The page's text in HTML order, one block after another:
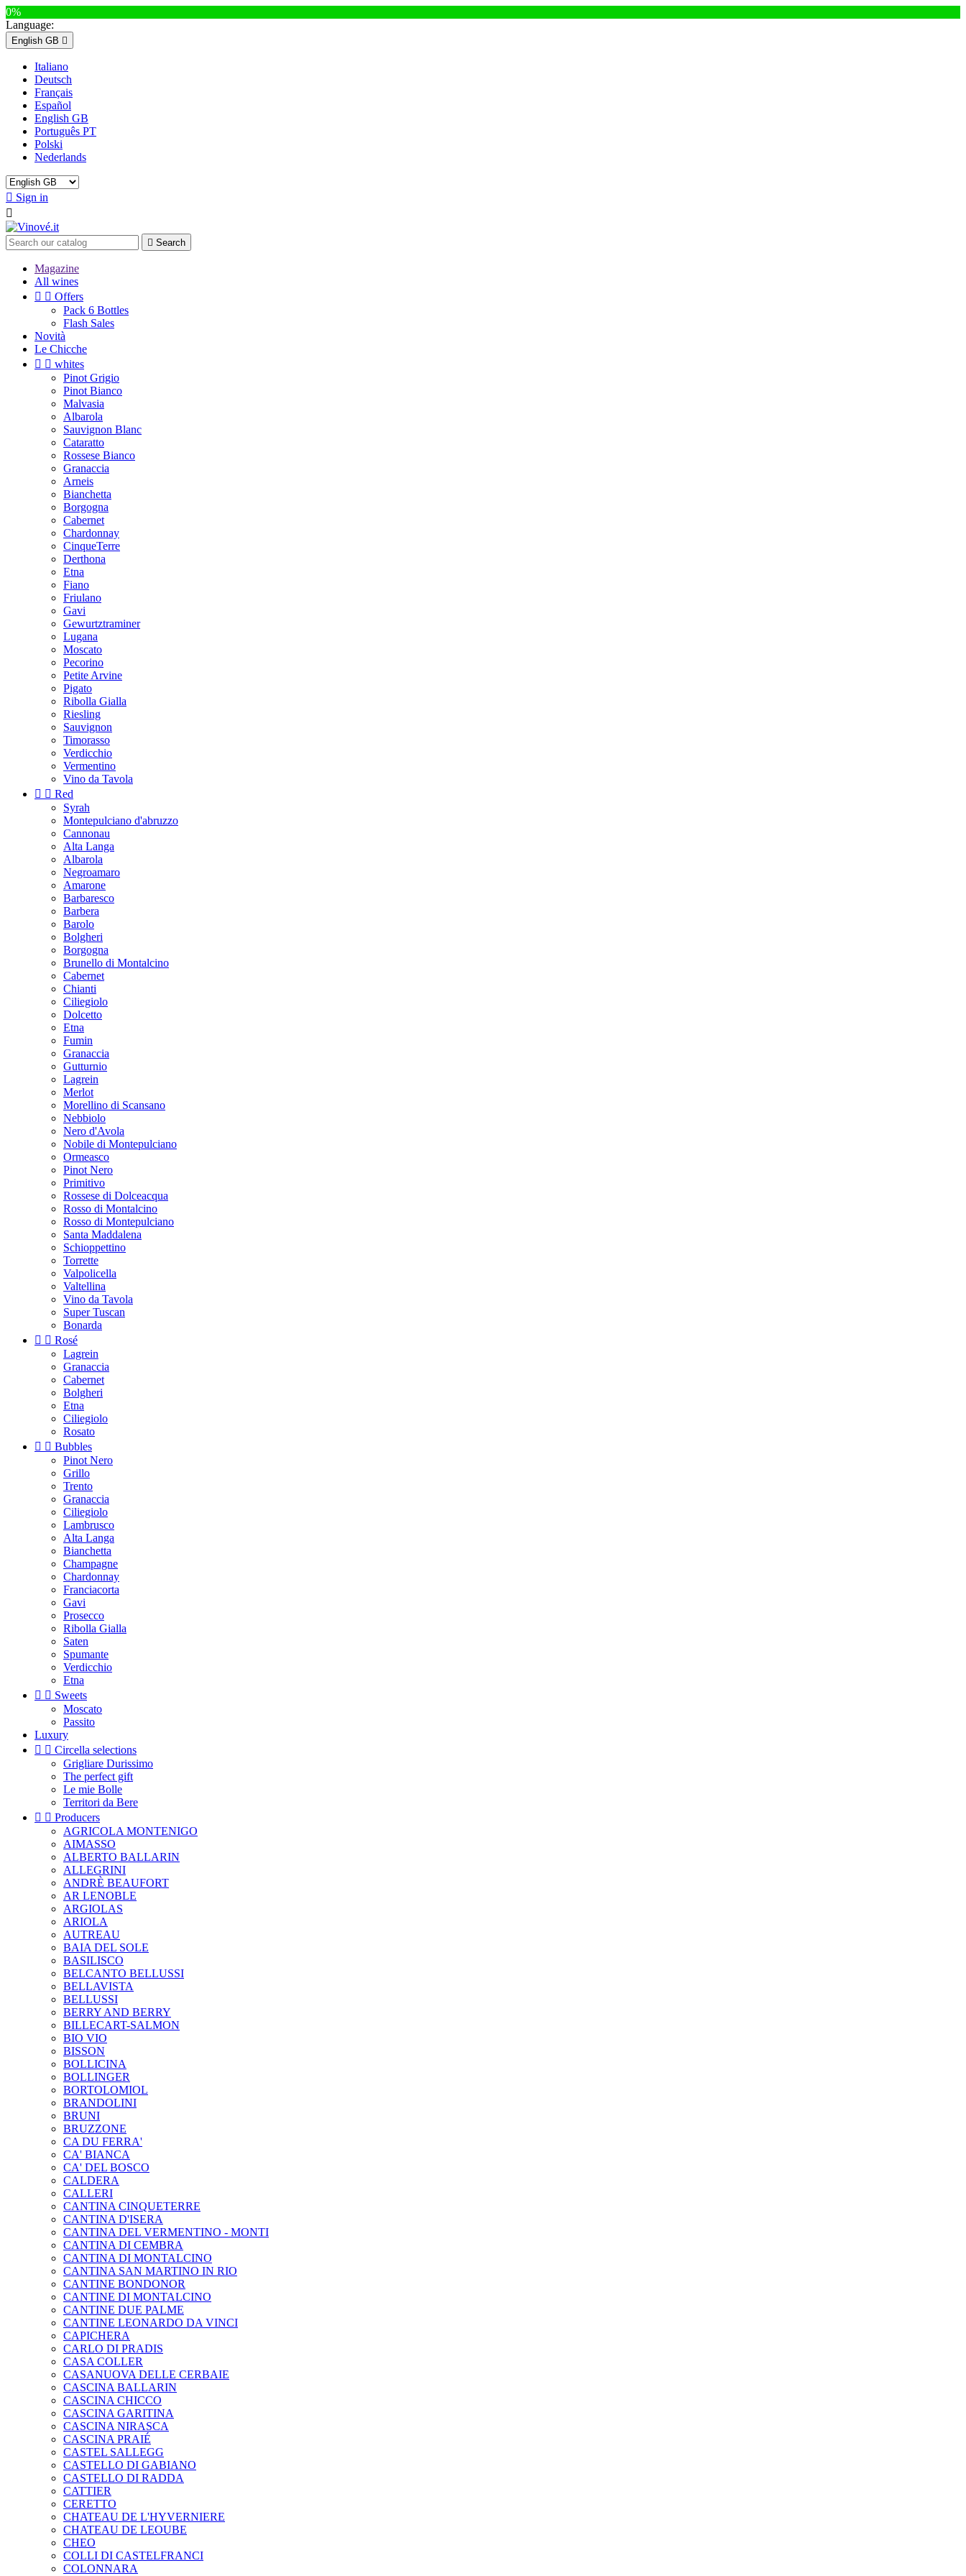
0%
Language:
English GB 
Italiano
Deutsch
Français
Español
English GB
Português PT
Polski
Nederlands
 Sign in

 Search
Magazine
All wines
  Offers
Pack 6 Bottles
Flash Sales
Novità
Le Chicche
  whites
Pinot Grigio
Pinot Bianco
Malvasia
Albarola
Sauvignon Blanc
Cataratto
Rossese Bianco
Granaccia
Arneis
Bianchetta
Borgogna
Cabernet
Chardonnay
CinqueTerre
Derthona
Etna
Fiano
Friulano
Gavi
Gewurtztraminer
Lugana
Moscato
Pecorino
Petite Arvine
Pigato
Ribolla Gialla
Riesling
Sauvignon
Timorasso
Verdicchio
Vermentino
Vino da Tavola
  Red
Syrah
Montepulciano d'abruzzo
Cannonau
Alta Langa
Albarola
Negroamaro
Amarone
Barbaresco
Barbera
Barolo
Bolgheri
Borgogna
Brunello di Montalcino
Cabernet
Chianti
Ciliegiolo
Dolcetto
Etna
Fumin
Granaccia
Gutturnio
Lagrein
Merlot
Morellino di Scansano
Nebbiolo
Nero d'Avola
Nobile di Montepulciano
Ormeasco
Pinot Nero
Primitivo
Rossese di Dolceacqua
Rosso di Montalcino
Rosso di Montepulciano
Santa Maddalena
Schioppettino
Torrette
Valpolicella
Valtellina
Vino da Tavola
Super Tuscan
Bonarda
  Rosé
Lagrein
Granaccia
Cabernet
Bolgheri
Etna
Ciliegiolo
Rosato
  Bubbles
Pinot Nero
Grillo
Trento
Granaccia
Ciliegiolo
Lambrusco
Alta Langa
Bianchetta
Champagne
Chardonnay
Franciacorta
Gavi
Prosecco
Ribolla Gialla
Saten
Spumante
Verdicchio
Etna
  Sweets
Moscato
Passito
Luxury
  Circella selections
Grigliare Durissimo
The perfect gift
Le mie Bolle
Territori da Bere
  Producers
AGRICOLA MONTENIGO
AIMASSO
ALBERTO BALLARIN
ALLEGRINI
ANDRÈ BEAUFORT
AR LENOBLE
ARGIOLAS
ARIOLA
AUTREAU
BAIA DEL SOLE
BASILISCO
BELCANTO BELLUSSI
BELLAVISTA
BELLUSSI
BERRY AND BERRY
BILLECART-SALMON
BIO VIO
BISSON
BOLLICINA
BOLLINGER
BORTOLOMIOL
BRANDOLINI
BRUNI
BRUZZONE
CA DU FERRA'
CA' BIANCA
CA' DEL BOSCO
CALDERA
CALLERI
CANTINA CINQUETERRE
CANTINA D'ISERA
CANTINA DEL VERMENTINO - MONTI
CANTINA DI CEMBRA
CANTINA DI MONTALCINO
CANTINA SAN MARTINO IN RIO
CANTINE BONDONOR
CANTINE DI MONTALCINO
CANTINE DUE PALME
CANTINE LEONARDO DA VINCI
CAPICHERA
CARLO DI PRADIS
CASA COLLER
CASANUOVA DELLE CERBAIE
CASCINA BALLARIN
CASCINA CHICCO
CASCINA GARITINA
CASCINA NIRASCA
CASCINA PRAIÉ
CASTEL SALLEGG
CASTELLO DI GABIANO
CASTELLO DI RADDA
CATTIER
CERETTO
CHATEAU DE L'HYVERNIERE
CHATEAU DE LEOUBE
CHEO
COLLI DI CASTELFRANCI
COLONNARA